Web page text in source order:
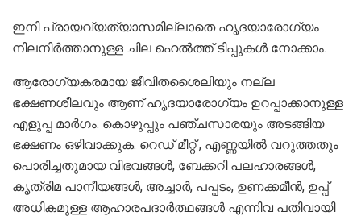
ഇനി പ്രായവ്യത്യാസമില്ലാതെ ഹൃദയാരോഗ്യം
നിലനിര്‍ത്താനുള്ള ചില ഹെല്‍ത്ത് ടിപ്പുകള്‍ നോക്കാം.
ആരോഗ്യകരമായ ജീവിതശൈലിയും നല്ല
ഭക്ഷണശീലവും ആണ് ഹൃദയാരോഗ്യം ഉറപ്പാക്കാനുള്ള
എളുപ്പ മാര്‍ഗം. കൊഴുപ്പും പഞ്ചസാരയും അടങ്ങിയ
ഭക്ഷണം ഒഴിവാക്കുക. റെഡ് മീറ്റ് , എണ്ണയില്‍ വറുത്തതും
പൊരിച്ചതുമായ വിഭവങ്ങള്‍, ബേക്കറി പലഹാരങ്ങള്‍,
കൃത്രിമ പാനീയങ്ങള്‍, അച്ചാര്‍, പപ്പടം, ഉണക്കമീന്‍, ഉപ്പ്
അധികമുള്ള ആഹാരപദാര്‍ത്ഥങ്ങള്‍ എന്നിവ പതിവായി